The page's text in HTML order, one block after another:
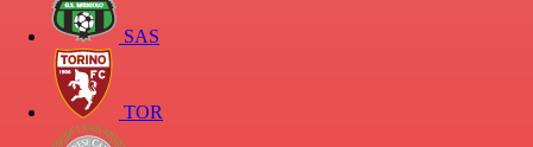
SAS
TOR